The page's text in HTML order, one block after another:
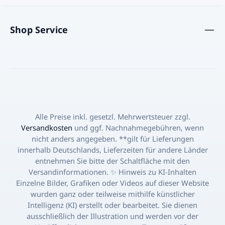
wie dem Panela Bock 454g – aushärtet.
in Lateinamerika eine jahrhundertelange
Geschichte. Schon in der Kolonialzeit
war Panela ein wichtiger Bestandteil der
Ernährung, da er einfach herzustellen
und zu lagern war. In vielen Dörfern gibt
es bis heute kleine Manufakturen, die
Panela nach traditionellen Methoden
kochen. Besonders in Kolumbien, wo
Panela ein Kulturgut ist, gehört er zu
jeder Mahlzeit – vom Morgenkaffee bis
Shop Service
Alle Preise inkl. gesetzl. Mehrwertsteuer zzgl.
Versandkosten und ggf. Nachnahmegebühren, wenn
nicht anders angegeben. **gilt für Lieferungen
innerhalb Deutschlands, Lieferzeiten für andere Länder
entnehmen Sie bitte der Schaltfläche mit den
Versandinformationen. ✨ Hinweis zu KI-Inhalten
Einzelne Bilder, Grafiken oder Videos auf dieser Website
wurden ganz oder teilweise mithilfe künstlicher
Intelligenz (KI) erstellt oder bearbeitet. Sie dienen
ausschließlich der Illustration und werden vor der